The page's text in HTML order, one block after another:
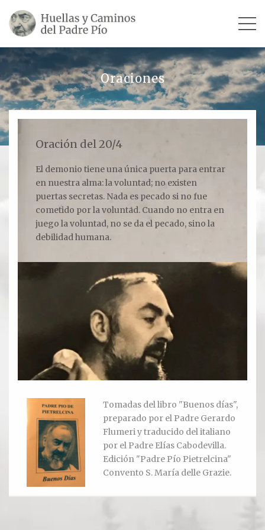
SU VIDA
Escultores
Revista «La Voz del Padre Pío»
Contar mi testimonio
LUGARES
Compartir un lugar
EL MILAGRO
El Milagro
Relación con Flia. Damiani
Galería y testimonios
Reliquias
ORACIONES
Oraciones
Oración del 20/4
El demonio tiene una única puerta para entrar
en nuestra alma: la voluntad; no existen
puertas secretas. Nada es pecado si no fue
cometido por la voluntad. Cuando no entra en
juego la voluntad, no se da el pecado, sino la
debilidad humana.
Tomadas del libro "Buenos días",
preparado por el Padre Gerardo
Flumeri y traducido del italiano
por el Padre Elías Cabodevilla.
Edición "Padre Pío Pietrelcina"
Convento S. María delle Grazie.